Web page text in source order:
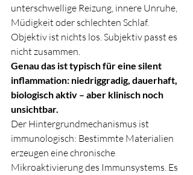
unterschwellige Reizung, innere Unruhe,
Müdigkeit oder schlechten Schlaf.
Objektiv ist nichts los. Subjektiv passt es
nicht zusammen.
Genau das ist typisch für eine silent
inflammation: niedriggradig, dauerhaft,
biologisch aktiv – aber klinisch noch
unsichtbar.
Der Hintergrundmechanismus ist
immunologisch: Bestimmte Materialien
erzeugen eine chronische
Mikroaktivierung des Immunsystems. Es